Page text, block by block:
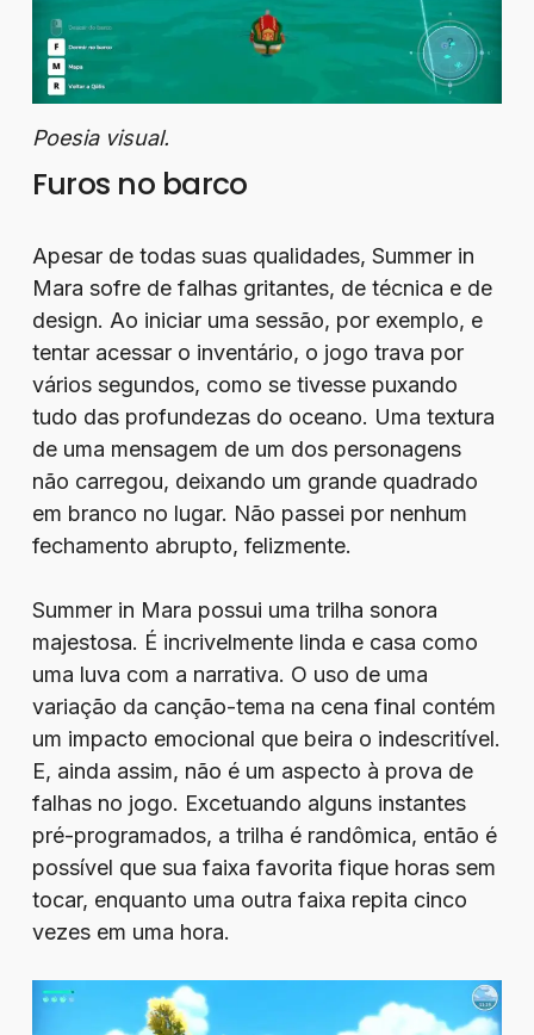
Poesia visual.
Furos no barco
Apesar de todas suas qualidades, Summer in
Mara sofre de falhas gritantes, de técnica e de
design. Ao iniciar uma sessão, por exemplo, e
tentar acessar o inventário, o jogo trava por
vários segundos, como se tivesse puxando
tudo das profundezas do oceano. Uma textura
de uma mensagem de um dos personagens
não carregou, deixando um grande quadrado
em branco no lugar. Não passei por nenhum
fechamento abrupto, felizmente.
Summer in Mara possui uma trilha sonora
majestosa. É incrivelmente linda e casa como
uma luva com a narrativa. O uso de uma
variação da canção-tema na cena final contém
um impacto emocional que beira o indescritível.
E, ainda assim, não é um aspecto à prova de
falhas no jogo. Excetuando alguns instantes
pré-programados, a trilha é randômica, então é
possível que sua faixa favorita fique horas sem
tocar, enquanto uma outra faixa repita cinco
vezes em uma hora.